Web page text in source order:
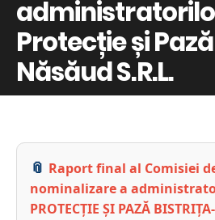
Protecție și
Năsăud S.R.L.
Raport final al Comisiei
nominalizare a
PROTECȚIE ȘI PAZĂ